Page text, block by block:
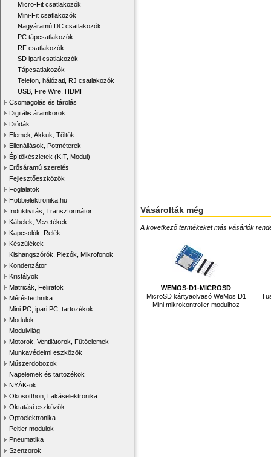
Micro-Fit csatlakozók
Mini-Fit csatlakozók
Nagyáramú DC csatlakozók
PC tápcsatlakozók
RF csatlakozók
SD ipari csatlakozók
Tápcsatlakozók
Telefon, hálózati, RJ csatlakozók
USB, Fire Wire, HDMI
Csomagolás és tárolás
Digitális áramkörök
Diódák
Elemek, Akkuk, Töltők
Ellenállások, Potméterek
Építőkészletek (KIT, Modul)
Erősáramú szerelés
Fejlesztőeszközök
Foglalatok
Hobbielektronika.hu
Induktivitás, Transzformátor
Kábelek, Vezetékek
Kapcsolók, Relék
Készülékek
Kishangszórók, Piezók, Mikrofonok
Kondenzátor
Kristályok
Matricák, Feliratok
Méréstechnika
Mini PC, ipari PC, tartozékok
Modulok
Modulvilág
Motorok, Ventilátorok, Fűtőelemek
Munkavédelmi eszközök
Műszerdobozok
Napelemek és tartozékok
NYÁK-ok
Okosotthon, Lakáselektronika
Oktatási eszközök
Optoelektronika
Peltier modulok
Pneumatika
Szenzorok
Vásárolták még
A következő termékeket más vásárlók
WEMOS-D1-MICROSD
MicroSD kártyaolvasó WeMos D1
Mini mikrokontroller modulhoz